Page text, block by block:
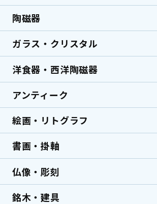
陶磁器
ガラス・クリスタル
洋食器・西洋陶磁器
アンティーク
絵画・リトグラフ
書画・掛軸
仏像・彫刻
銘木・建具